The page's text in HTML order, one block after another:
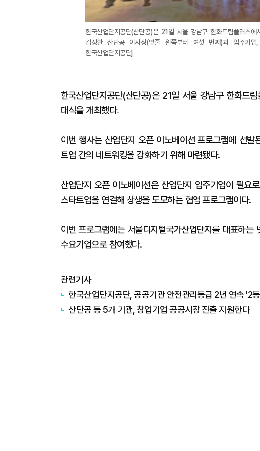
한국산업단지공단(산단공)은 21일 서울 강남구 한화드림플러스
김정환 산단공 이사장(앞줄 왼쪽부터 여섯 번째)과 입주기
한국산업단지공단]
한국산업단지공단(산단공)은 21일 서울 강남구 한화드
대식을 개최했다.
이번 행사는 산업단지 오픈 이노베이션 프로그램에 선
트업 간의 네트워킹을 강화하기 위해 마련됐다.
산업단지 오픈 이노베이션은 산업단지 입주기업이 필요
스타트업을 연결해 상생을 도모하는 협업 프로그램이다.
이번 프로그램에는 서울디지털국가산업단지를 대표하
수요기업으로 참여했다.
관련기사
한국산업단지공단, 공공기관 안전관리등급 2년 연속 '2
산단공 등 5개 기관, 창업기업 공공시장 진출 지원한다